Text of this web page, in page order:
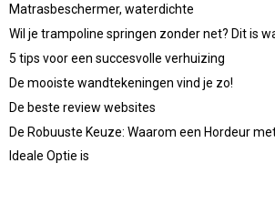
Matrasbeschermer, waterdichte
Wil je trampoline springen zonder net? Dit is
5 tips voor een succesvolle verhuizing
De mooiste wandtekeningen vind je zo!
De beste review websites
De Robuuste Keuze: Waarom een Hordeur
Ideale Optie is